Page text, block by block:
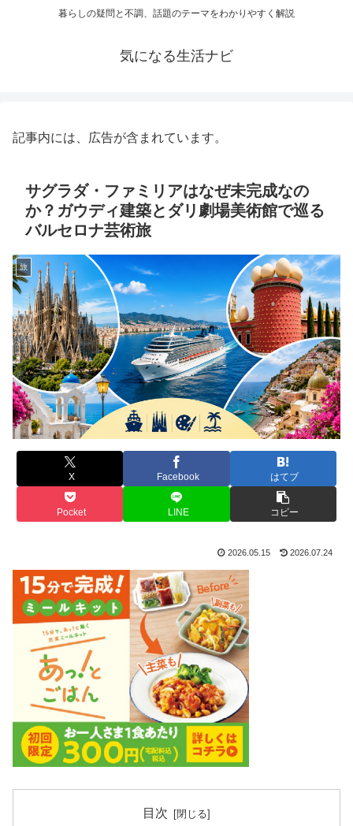
暮らしの疑問と不調、話題のテーマをわかりやすく解説
気になる生活ナビ
記事内には、広告が含まれています。
サグラダ・ファミリアはなぜ未完成なの
か？ガウディ建築とダリ劇場美術館で巡る
バルセロナ芸術旅
旅
X Facebook はてブ
Pocket LINE コピー
2026.05.15 2026.07.24
目次